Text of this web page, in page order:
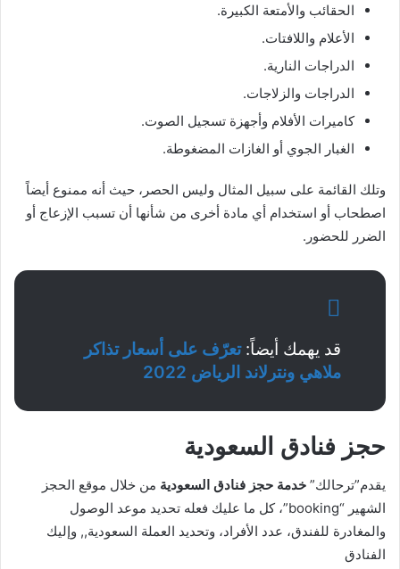
الحقائب والأمتعة الكبيرة.
الأعلام واللافتات.
الدراجات النارية.
الدراجات والزلاجات.
كاميرات الأفلام وأجهزة تسجيل الصوت.
الغبار الجوي أو الغازات المضغوطة.
وتلك القائمة على سبيل المثال وليس الحصر، حيث أنه ممنوع أيضاً
اصطحاب أو استخدام أي مادة أخرى من شأنها أن تسبب الإزعاج أو
الضرر للحضور.
قد يهمك أيضاً:تعرّف على أسعار تذاكر
ملاهي ونترلاند الرياض 2022
حجز فنادق السعودية
يقدم”ترحالك” خدمة حجز فنادق السعودية من خلال موقع الحجز
الشهير “booking”، كل ما عليك فعله تحديد موعد الوصول
والمغادرة للفندق، عدد الأفراد، وتحديد العملة السعودية,, وإليك
الفنادق